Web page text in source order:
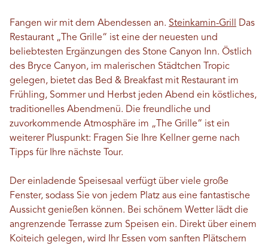
Fangen wir mit dem Abendessen an. Steinkamin-Grill
Das
Restaurant „The Grille“ ist eine der neuesten und
beliebtesten Ergänzungen des Stone Canyon Inn. Östlich
des Bryce Canyon, im malerischen Städtchen Tropic
gelegen, bietet das Bed & Breakfast mit Restaurant im
Frühling, Sommer und Herbst jeden Abend ein köstliches,
traditionelles Abendmenü. Die freundliche und
zuvorkommende Atmosphäre im „The Grille“ ist ein
weiterer Pluspunkt: Fragen Sie Ihre Kellner gerne nach
Tipps für Ihre nächste Tour.
Der einladende Speisesaal verfügt über viele große
Fenster, sodass Sie von jedem Platz aus eine fantastische
Aussicht genießen können. Bei schönem Wetter lädt die
angrenzende Terrasse zum Speisen ein. Direkt über einem
Koiteich gelegen, wird Ihr Essen vom sanften Plätschern